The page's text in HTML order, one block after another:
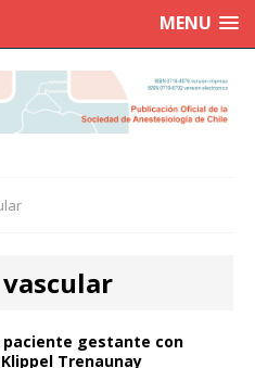
MENU
paciente gestante con
Trenaunay